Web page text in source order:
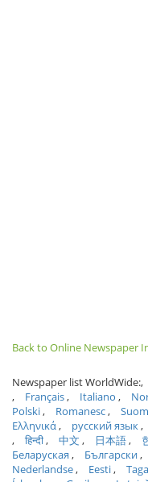
Back to Online Newspaper
Newspaper list WorldWide:
Français
Italiano
Polski
Romanesc
Ελληνικά
русский язык
हिन्दी
中文 日本語
Беларуская
Български
Nederlandse
Eesti